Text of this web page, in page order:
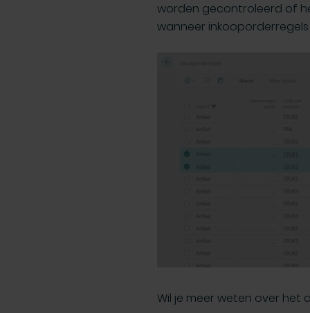
worden gecontroleerd of
wanneer
Wil je meer weten over het